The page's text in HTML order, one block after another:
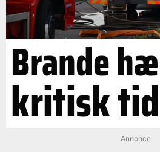
Brande
kritisk
Annonce